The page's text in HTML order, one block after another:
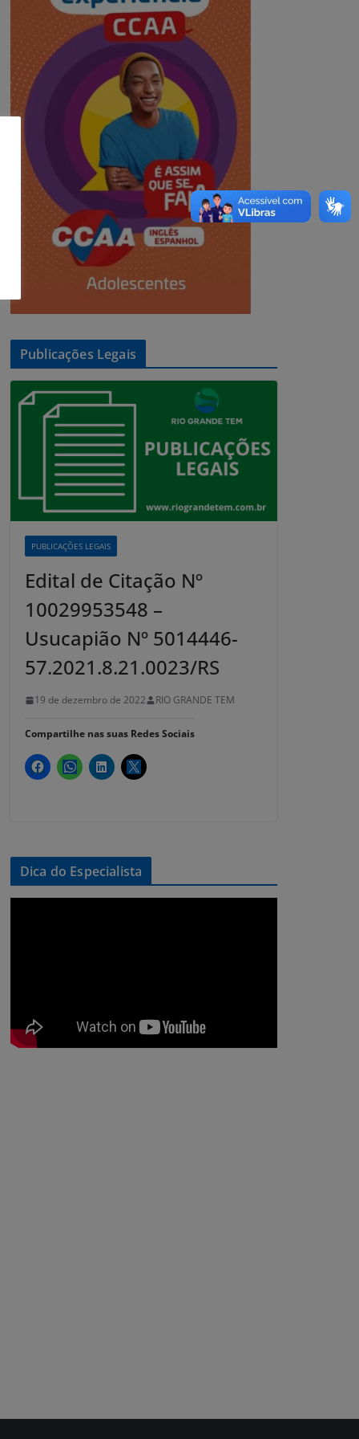
Publicações Legais
PUBLICAÇÕES LEGAIS
Edital de Citação Nº
10029953548 –
Usucapião Nº 5014446-
57.2021.8.21.0023/RS
19 de dezembro de 2022 RIO GRANDE TEM
Compartilhe nas suas Redes Sociais
Dica do Especialista